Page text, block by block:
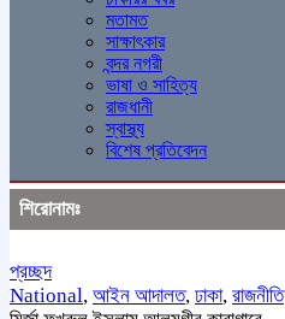
মতামত
সাক্ষাৎকার
বন্দর নগরী
ভাষা ও সাহিত্য
রাজধানী
স্বাস্থ্য
বিশেষ প্রতিবেদন
শিরোনামঃ
প্রচ্ছদ
National, আইন আদালত, ঢাকা, রাজনীতি